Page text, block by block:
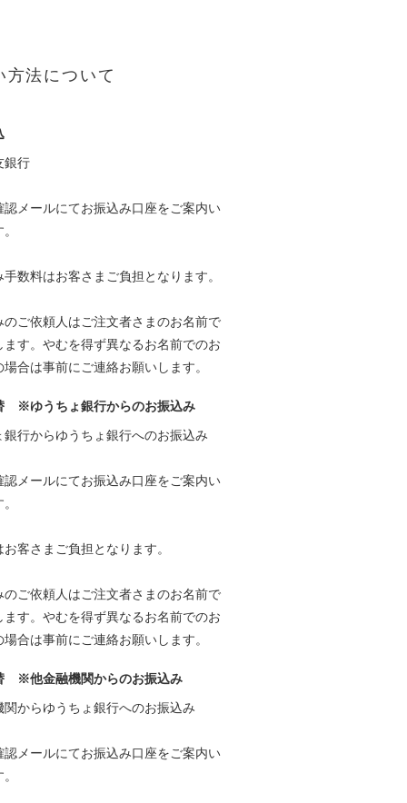
方法について
銀行
認メールにてお振込み口座をご案内い
手数料はお客さまご負担となります。
のご依頼人はご注文者さまのお名前で
ます。やむを得ず異なるお名前でのお
場合は事前にご連絡お願いします。
※ゆうちょ銀行からのお振込み
銀行からゆうちょ銀行へのお振込み
認メールにてお振込み口座をご案内い
客さまご負担となります。
のご依頼人はご注文者さまのお名前で
ます。やむを得ず異なるお名前でのお
場合は事前にご連絡お願いします。
※他金融機関からのお振込み
関からゆうちょ銀行へのお振込み
認メールにてお振込み口座をご案内い